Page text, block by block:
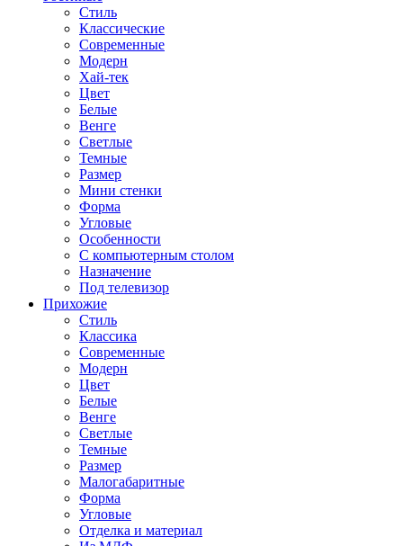
Стиль
Классические
Современные
Модерн
Хай-тек
Цвет
Белые
Венге
Светлые
Темные
Размер
Мини стенки
Форма
Угловые
Особенности
С компьютерным столом
Назначение
Под телевизор
Прихожие
Стиль
Классика
Современные
Модерн
Цвет
Белые
Венге
Светлые
Темные
Размер
Малогабаритные
Форма
Угловые
Отделка и материал